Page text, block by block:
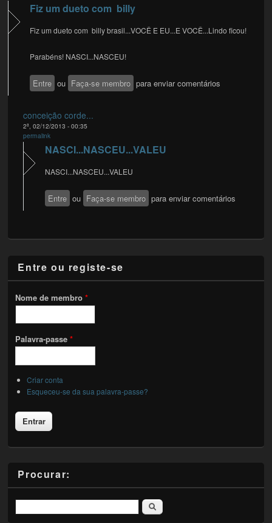
Fiz um dueto com billy
Fiz um dueto com billy brasil...VOCÊ E EU...E VOCÊ...Lindo ficou!
Parabéns! NASCI...NASCEU!
Entre ou Faça-se membro para enviar comentários
conceição corde...
2ª, 02/12/2013 - 00:35
permalink
NASCI...NASCEU...VALEU
NASCI...NASCEU...VALEU
Entre ou Faça-se membro para enviar comentários
Entre ou registe-se
Nome de membro*
Palavra-passe*
Criar conta
Esqueceu-se da sua palavra-passe?
Procurar:
Pesquisar